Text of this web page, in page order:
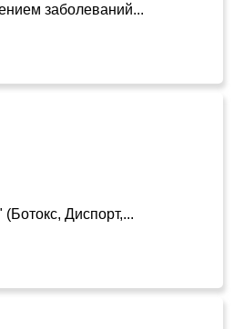
заболеваний...
Диспорт,...